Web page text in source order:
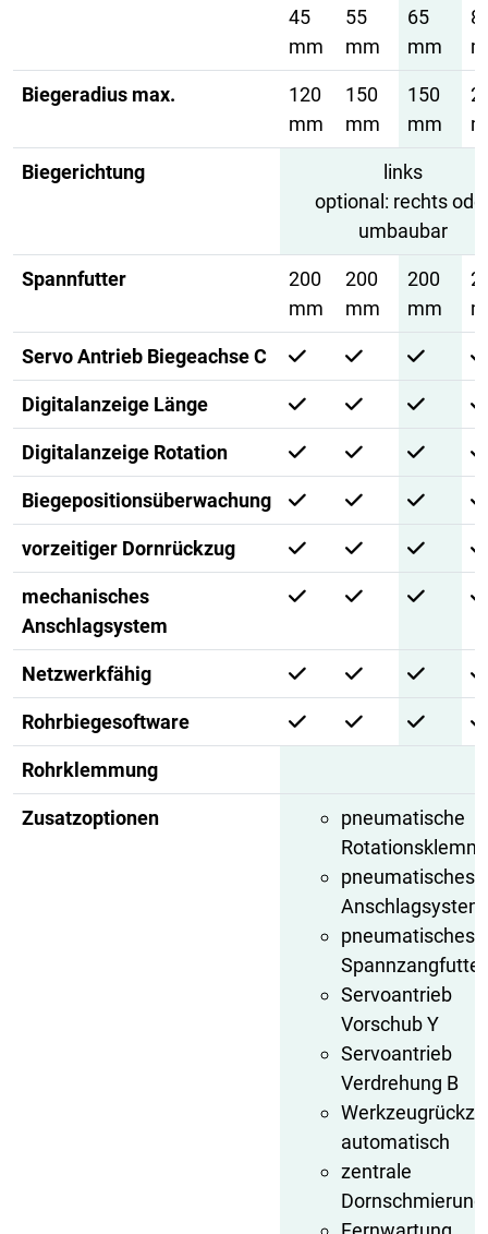
45
mm
55
mm
65
mm
Biegeradius max.
120
mm
150
mm
150
mm
Biegerichtung
links
optional: rechts
umbaubar
Spannfutter
200
mm
200
mm
200
mm
Servo Antrieb Biegeachse C
Digitalanzeige Länge
Digitalanzeige Rotation
Biegepositionsüberwachung
vorzeitiger Dornrückzug
mechanisches
Anschlagsystem
Netzwerkfähig
Rohrbiegesoftware
Rohrklemmung
Zusatzoptionen
pneumatische
pneumatisches
Anschlagsystem
pneumatisches
Spannzangfutter
Servoantrieb
Vorschub Y
Servoantrieb
Verdrehung B
automatisch
zentrale
Dornschmierung